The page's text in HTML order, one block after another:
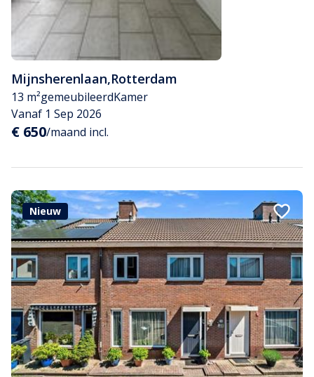
Mijnsherenlaan,Rotterdam
13 m²gemeubileerdKamer
Vanaf 1 Sep 2026
€ 650/maand incl.
Nieuw